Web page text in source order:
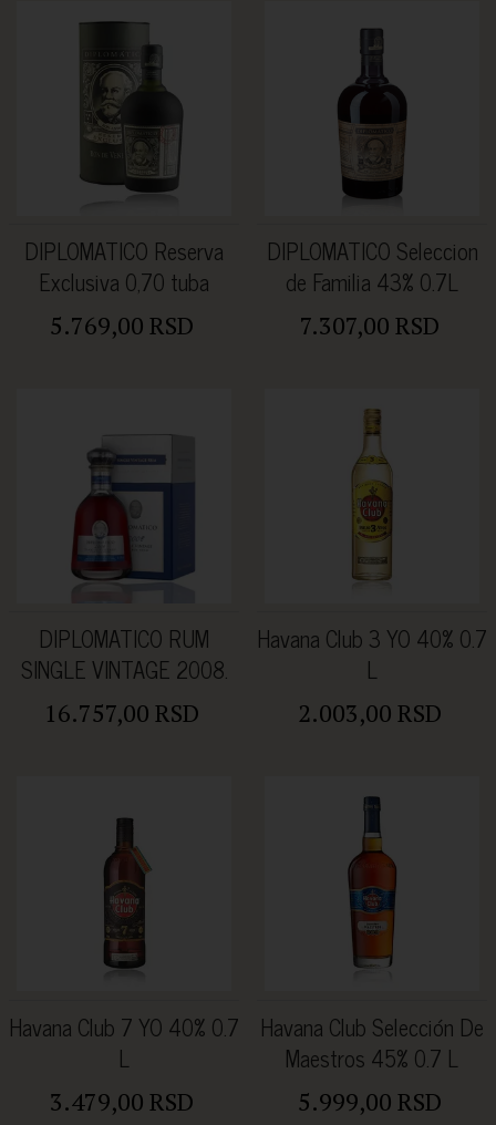
DIPLOMATICO Reserva
Exclusiva 0,70 tuba
5.769,00 RSD
DIPLOMATICO Seleccion
de Familia 43% 0.7L
7.307,00 RSD
DIPLOMATICO RUM
SINGLE VINTAGE 2008.
0.70L 43%Vol.
16.757,00 RSD
Havana Club 3 YO 40% 0.7
L
2.003,00 RSD
Havana Club 7 YO 40% 0.7
L
3.479,00 RSD
Havana Club Selección De
Maestros 45% 0.7 L
5.999,00 RSD